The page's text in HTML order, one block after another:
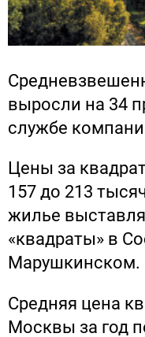
выросли на 34
службе
Цены за
157 до 213
жилье
«квадраты» в
Марушкинском.
Средняя цена
Москвы за год